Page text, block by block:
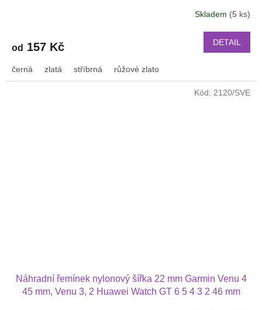
Skladem (5 ks)
od 157 Kč DETAIL
černá zlatá stříbrná růžové zlato
Náhradní řemínek nylonový šířka 22 mm Garmin Venu 4
45 mm, Venu 3, 2 Huawei Watch GT 6 5 4 3 2 46 mm
Kód: 2120/SVE